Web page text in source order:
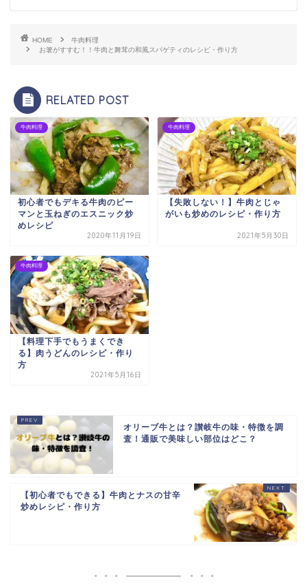
HOME
牛肉料理
お箸がすすむ！！牛肉と舞茸の和風スパゲティのレシピ・作り方
RELATED POST
牛肉料理
初心者でもデキる牛肉のピー
マンと玉ねぎのエスニック炒
めレシピ
2020年11月19日
牛肉料理
【失敗しない！】牛肉とじゃ
がいも炒めのレシピ・作り方
2021年5月30日
牛肉料理
【料理下手でもうまくでき
る】肉うどんのレシピ・作り
方
2021年5月16日
オリーブ牛とは？讃岐牛の味・特徴を調
査！通販で美味しい部位はどこ？
【初心者でもできる】牛肉とナスの甘辛
炒めレシピ・作り方